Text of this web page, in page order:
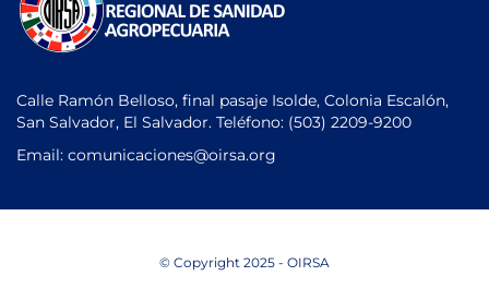
Calle Ramón Belloso, final pasaje Isolde, Colonia Escalón,
San Salvador, El Salvador. Teléfono: (503) 2209-9200
Email: comunicaciones@oirsa.org
© Copyright 2025 - OIRSA